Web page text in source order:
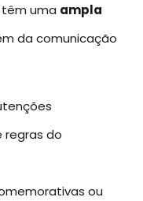
têm uma ampla
da comunicação
regras do
ou